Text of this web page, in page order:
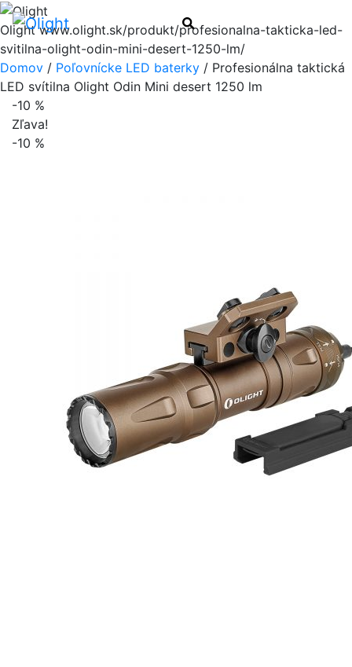
Olightwww.olight.sk/produkt/profesionalna-takticka-led-
svitilna-olight-odin-mini-desert-1250-lm/
Hľadať
Domov / Poľovnícke LED baterky / Profesionálna taktická
LED svítilna Olight Odin Mini desert 1250 lm
-10 %
Zľava!
-10 %